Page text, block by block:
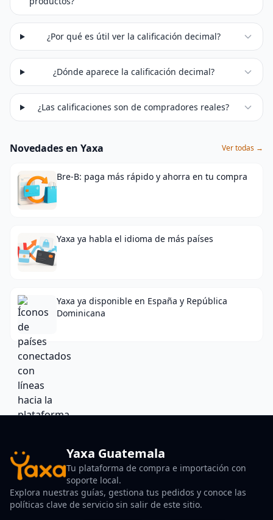
¿Por qué es útil ver la calificación decimal?
¿Dónde aparece la calificación decimal?
¿Las calificaciones son de compradores reales?
Novedades en Yaxa Ver todas →
Bre-B: paga más rápido y ahorra en tu compra
Yaxa ya habla el idioma de más países
Yaxa ya disponible en España y República
Dominicana
Yaxa Guatemala
Tu plataforma de compra e importación con
soporte local.
Explora nuestras guías, gestiona tus pedidos y conoce las
políticas clave de servicio sin salir de este sitio.